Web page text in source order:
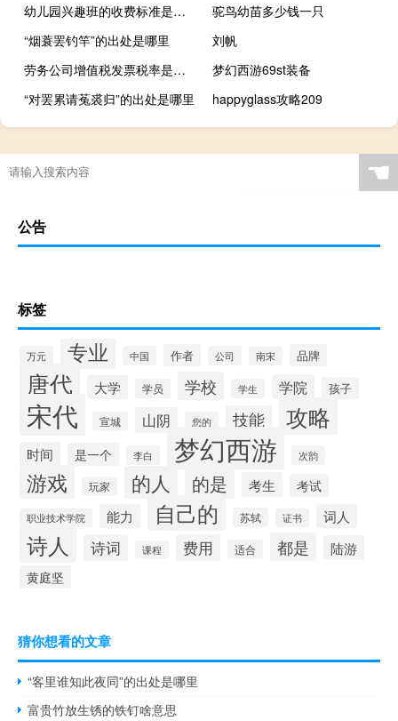
幼儿园兴趣班的收费标准是多少
驼鸟幼苗多少钱一只
“烟蓑罢钓竿”的出处是哪里
刘帆
劳务公司增值税发票税率是多少
梦幻西游69st装备
“对罢累请菟裘归”的出处是哪里
happyglass攻略209
☚
公告
标签
万元 专业 中国 作者 公司 南宋 品牌
唐代 大学 学员 学校 学生 学院 孩子
宋代 宣城 山阴 您的 技能 攻略
时间 是一个 李白 梦幻西游 次韵
游戏 玩家 的人 的是 考生 考试
职业技术学院 能力 自己的 苏轼 证书 词人
诗人 诗词 课程 费用 适合 都是 陆游
黄庭坚
猜你想看的文章
“客里谁知此夜同”的出处是哪里
富贵竹放生锈的铁钉啥意思